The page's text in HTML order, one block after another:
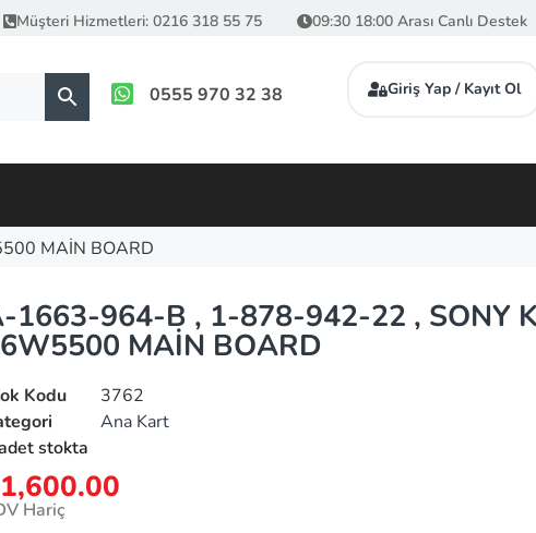
Müşteri Hizmetleri: 0216 318 55 75 09:30 18:00 Arası Canlı Destek
0555 970 32 38 Giriş Yap / Kayıt Ol
MAİN BOARD
1663-964-B , 1-878-942-22 , SONY
MAİN BOARD
Kodu
3762
Ana Kart
stokta
1,600.00
Hariç